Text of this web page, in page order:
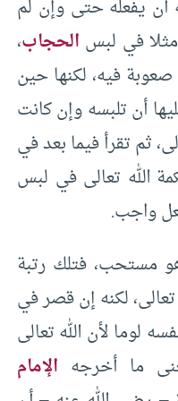
أن يفعله حتى وإن لم
في لبس الحجاب،
فيه، لكنها حين
أن تلبسه وإن كانت
ثم تقرأ فيما بعد في
الله تعالى في لبس
واجب.
مستحب، فتلك رتبة
تعالى، لكنه إن قصر في
لوما لأن الله تعالى
ما أخرجه الإمام